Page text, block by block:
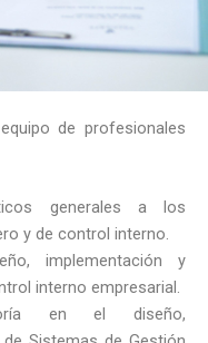
de profesionales
generales a los
y de control interno.
implementación y
interno empresarial.
en el diseño,